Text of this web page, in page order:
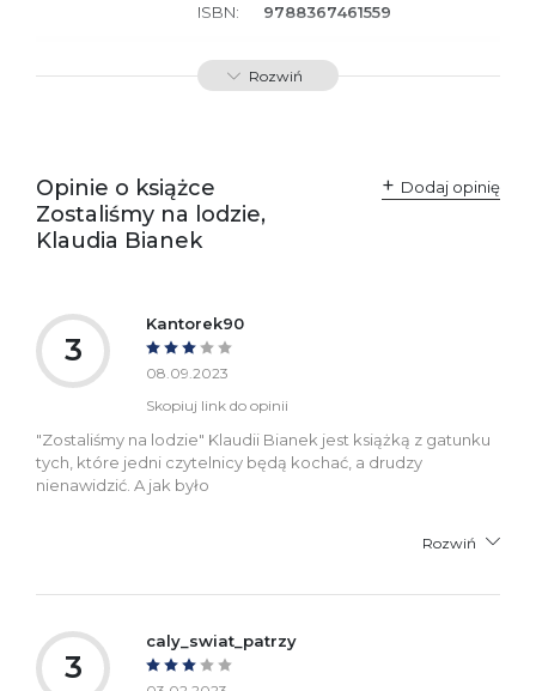
ISBN: 9788367461559
SKU: E800251
kontakt@wydajenamsie.pl
+48 61 623 38 38
Rozwiń
Opinie o książce
Zostaliśmy na lodzie,
Klaudia Bianek
Dodaj opinię
3
Kantorek90
08.09.2023
Skopiuj link do opinii
"Zostaliśmy na lodzie" Klaudii Bianek jest książką z gatunku
tych, które jedni czytelnicy będą kochać, a drudzy
nienawidzić. A jak było
Rozwiń
3
caly_swiat_patrzy